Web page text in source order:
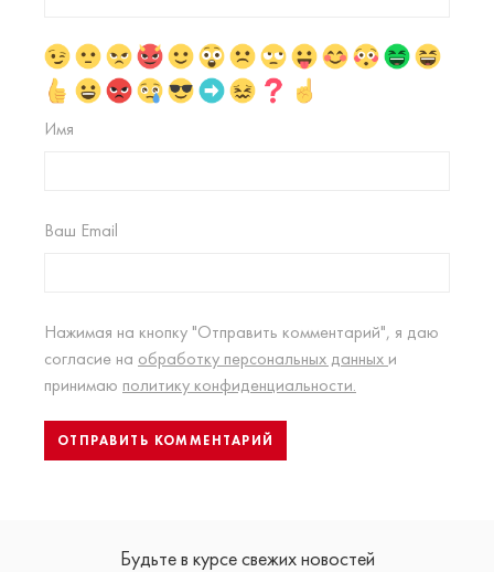
Имя
Ваш Email
Нажимая на кнопку "Отправить комментарий", я даю
согласие на обработку персональных данных и
принимаю политику конфиденциальности.
Будьте в курсе свежих новостей